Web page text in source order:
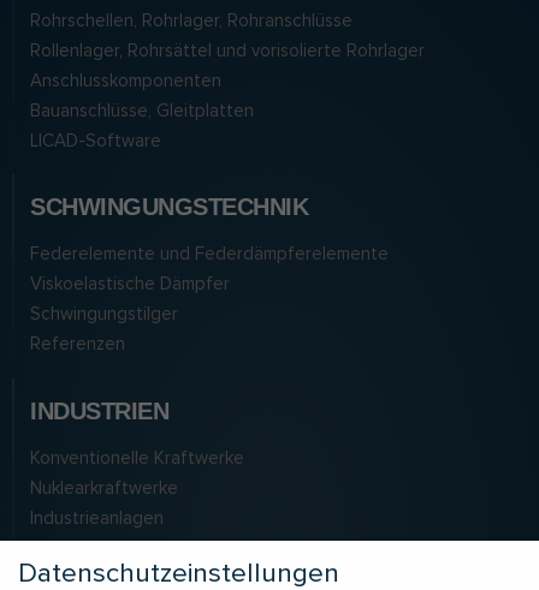
Rohrschellen, Rohrlager, Rohranschlüsse
Rollenlager, Rohrsättel und vorisolierte Rohrlager
Anschlusskomponenten
Bauanschlüsse, Gleitplatten
LICAD-Software
SCHWINGUNGSTECHNIK
Federelemente und Federdämpferelemente
Viskoelastische Dämpfer
Schwingungstilger
Referenzen
INDUSTRIEN
Konventionelle Kraftwerke
Nuklearkraftwerke
Industrieanlagen
LNG
Solarkraftwerke
Datenschutzeinstellungen